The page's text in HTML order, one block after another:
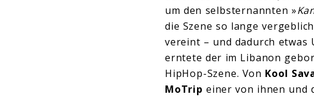
um den selbsternannten »
die Szene so lange
vereint – und dadurch etwas
erntete der im Libanon
HipHop-Szene. Von Kool
MoTrip einer von ihnen und